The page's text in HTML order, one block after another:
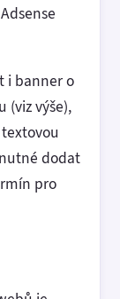
i banner o
(viz výše),
dodat
pro